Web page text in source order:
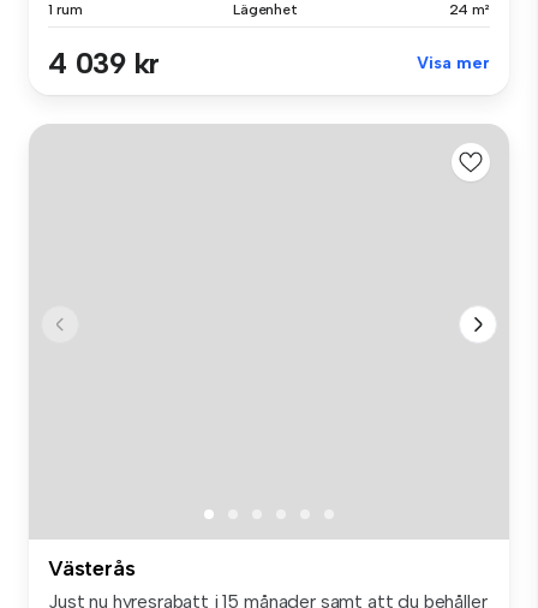
1 rum Lägenhet 24 m²
4 039 kr Visa mer
Västerås
Just nu hyresrabatt i 15 månader samt att du behåller